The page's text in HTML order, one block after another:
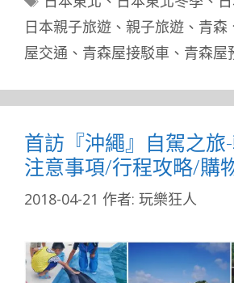
籤
日本親子旅遊 、 親子旅遊 、 青森
屋交通 、 青森屋接駁車 、 青森屋
首訪『沖繩』自駕之旅
注意事項/行程攻略/購
2018-04-21 作者: 玩樂狂人